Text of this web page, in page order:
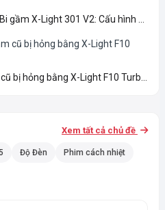
gầm X-Light 301 V2: Cấu hình ...
bị hỏng bằng X-Light F10 Turb...
Xem tất cả chủ đề
Độ Đèn Phim cách nhiệt